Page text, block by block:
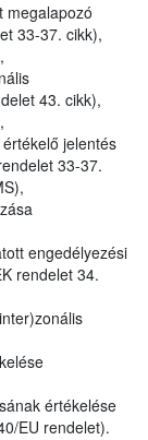
33-37. cikk),
43. cikk),
jelentés
33-37.
engedélyezési
rendelet 34.
értékelése
EU rendelet).